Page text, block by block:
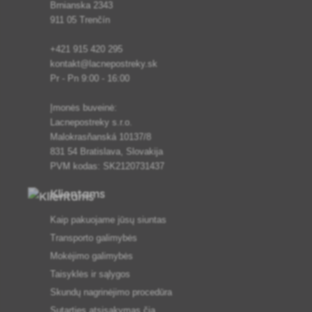
Brnianska 2343
911 05 Trenčín
+421 915 420 295
kontakt@lacnepostreky.sk
Pr - Pn 9:00 - 16:00
Įmonės buveinė:
Lacnepostreky s.r.o.
Malokrasňanská 10137/8
831 54 Bratislava, Slovakija
PVM kodas: SK2120731437
Klientams
Kaip pakuojame jūsų siuntas
Transporto galimybės
Mokėjimo galimybės
Taisyklės ir sąlygos
Skundų nagrinėjimo procedūra